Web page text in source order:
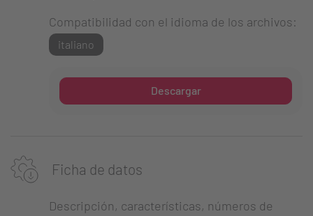
Compatibilidad con el idioma de los archivos:
italiano
Descargar
Ficha de datos
Descripción, características, números de